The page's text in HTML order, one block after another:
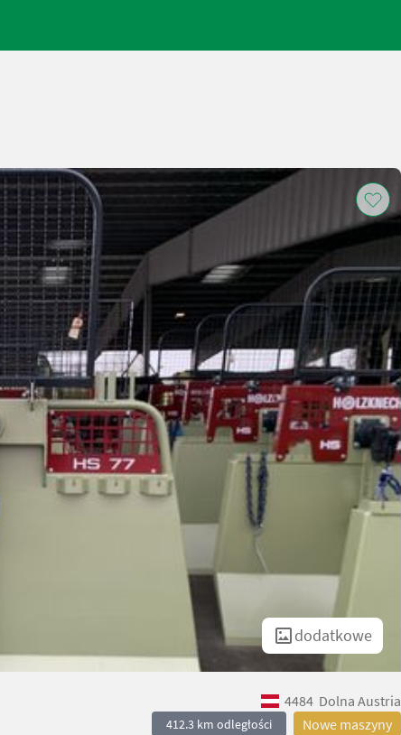
dodatkowe
4484 Dolna Austria
412.3 km odległości Nowe maszyny